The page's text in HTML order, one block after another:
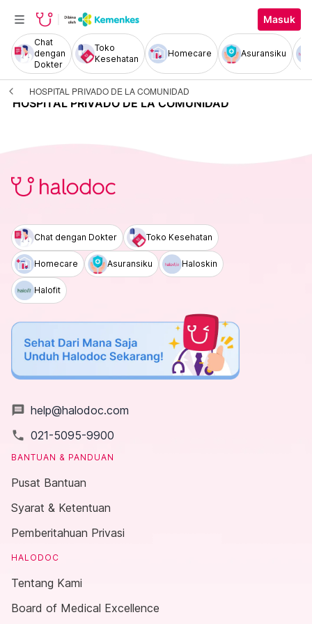
Masuk
Chat
dengan
Dokter
Toko
Kesehatan
Homecare Asuransiku
HOSPITAL PRIVADO DE LA COMUNIDAD
HOSPITAL PRIVADO DE LA COMUNIDAD
Chat dengan Dokter Toko Kesehatan
Homecare Asuransiku Haloskin
Halofit
message help@halodoc.com
local_phone 021-5095-9900
BANTUAN & PANDUAN
Pusat Bantuan
Syarat & Ketentuan
Pemberitahuan Privasi
HALODOC
Tentang Kami
Board of Medical Excellence